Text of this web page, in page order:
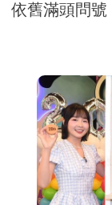
依舊滿頭問號